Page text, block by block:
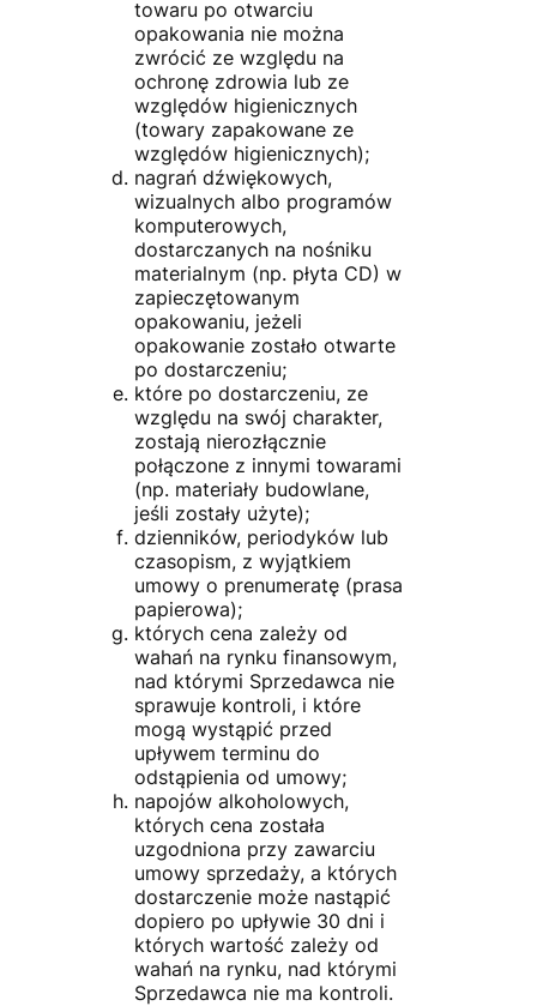
towaru po otwarciu
opakowania nie można
zwrócić ze względu na
ochronę zdrowia lub ze
względów higienicznych
(towary zapakowane ze
względów higienicznych);
nagrań dźwiękowych,
wizualnych albo programów
komputerowych,
dostarczanych na nośniku
materialnym (np. płyta CD) w
zapieczętowanym
opakowaniu, jeżeli
opakowanie zostało otwarte
po dostarczeniu;
które po dostarczeniu, ze
względu na swój charakter,
zostają nierozłącznie
połączone z innymi towarami
(np. materiały budowlane,
jeśli zostały użyte);
dzienników, periodyków lub
czasopism, z wyjątkiem
umowy o prenumeratę (prasa
papierowa);
których cena zależy od
wahań na rynku finansowym,
nad którymi Sprzedawca nie
sprawuje kontroli, i które
mogą wystąpić przed
upływem terminu do
odstąpienia od umowy;
napojów alkoholowych,
których cena została
uzgodniona przy zawarciu
umowy sprzedaży, a których
dostarczenie może nastąpić
dopiero po upływie 30 dni i
których wartość zależy od
wahań na rynku, nad którymi
Sprzedawca nie ma kontroli.